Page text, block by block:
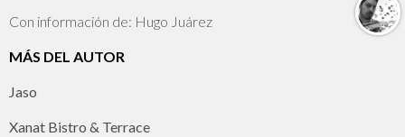
Con información de: Hugo Juárez
MÁS DEL AUTOR
Jaso
Xanat Bistro & Terrace